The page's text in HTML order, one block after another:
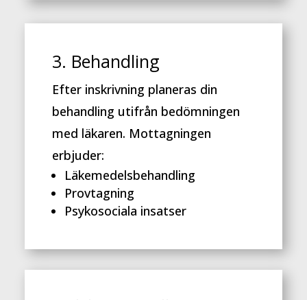
3. Behandling
Efter inskrivning planeras din
behandling utifrån bedömningen
med läkaren. Mottagningen
erbjuder:
Läkemedelsbehandling
Provtagning
Psykosociala insatser